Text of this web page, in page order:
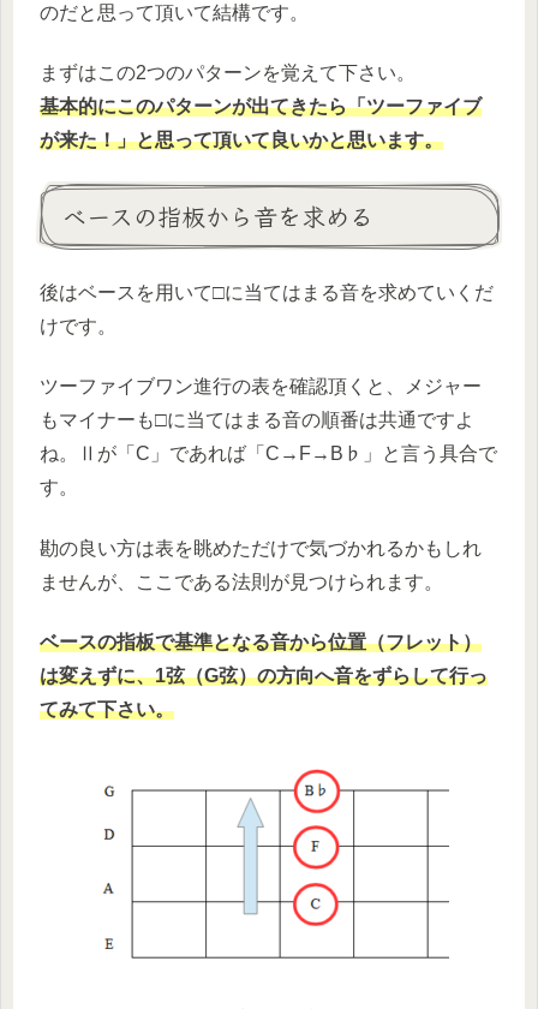
のだと思って頂いて結構です。
まずはこの2つのパターンを覚えて下さい。
基本的にこのパターンが出てきたら「ツーファイブ
が来た！」と思って頂いて良いかと思います。
ベースの指板から音を求める
後はベースを用いて□に当てはまる音を求めていくだ
けです。
ツーファイブワン進行の表を確認頂くと、メジャー
もマイナーも□に当てはまる音の順番は共通ですよ
ね。Ⅱが「C」であれば「C→F→B♭」と言う具合で
す。
勘の良い方は表を眺めただけで気づかれるかもしれ
ませんが、ここである法則が見つけられます。
ベースの指板で基準となる音から位置（フレット）
は変えずに、1弦（G弦）の方向へ音をずらして行っ
てみて下さい。